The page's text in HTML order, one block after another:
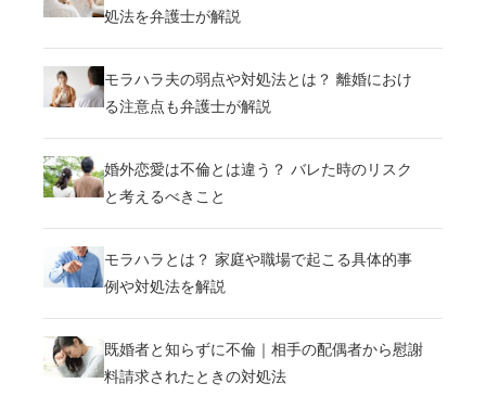
処法を弁護士が解説
モラハラ夫の弱点や対処法とは？ 離婚におけ
る注意点も弁護士が解説
婚外恋愛は不倫とは違う？ バレた時のリスク
と考えるべきこと
モラハラとは？ 家庭や職場で起こる具体的事
例や対処法を解説
既婚者と知らずに不倫｜相手の配偶者から慰謝
料請求されたときの対処法